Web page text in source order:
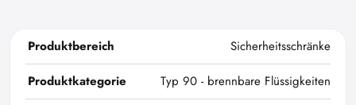
Produktbereich
Sicherheitsschränke
Produktkategorie
Typ 90 - brennbare Flüssigkeiten